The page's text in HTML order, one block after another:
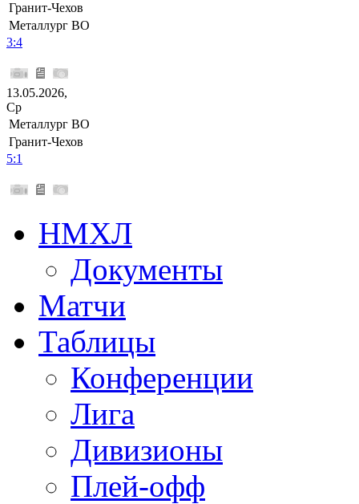
Гранит-Чехов
Металлург ВО
3:4
13.05.2026,
Ср
Металлург ВО
Гранит-Чехов
5:1
НМХЛ
Документы
Матчи
Таблицы
Конференции
Лига
Дивизионы
Плей-офф